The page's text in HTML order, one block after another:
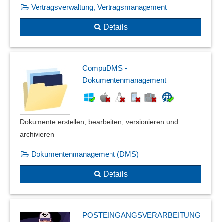
Rechtschreibprüfung
Schriftartenunterstützung
Seitenbearbeitung
Templatebasierte Dokumentenerstellung
Text-Integration
Textbausteinverwaltung
Textbearbeitung
Textfelder für Klarschrift
Textpassagen färben
Textverarbeitung
Vorlagenmanagement
Vertragsverwaltung, Vertragsmanagement
Details
CompuDMS -
Dokumentenmanagement
Dokumente erstellen, bearbeiten, versionieren und
archivieren
Dokumentenmanagement (DMS)
Details
POSTEINGANGSVERARBEITUNG